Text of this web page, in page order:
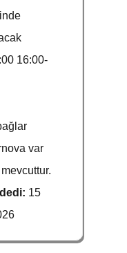
16:00-
var
15